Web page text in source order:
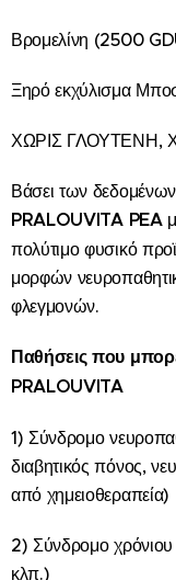
Βρομελίνη (2500
Ξηρό εκχύλισμα
ΧΩΡΙΣ ΓΛΟΥΤΕΝΗ,
Βάσει των
PRALOUVITA PEA
πολύτιμο φυσικό
μορφών
φλεγμονών.
Παθήσεις που
PRALOUVITA
1) Σύνδρομο
διαβητικός πόνος,
από χημειοθεραπεία)
2) Σύνδρομο χρόνιου
κλπ.)